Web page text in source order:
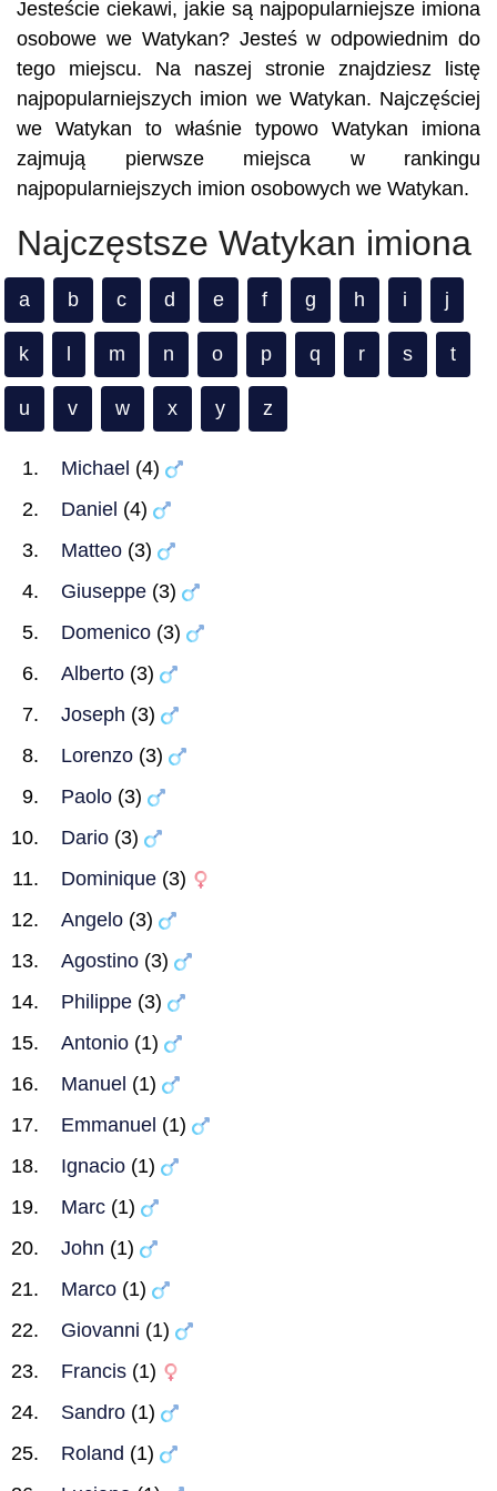
Jesteście ciekawi, jakie są najpopularniejsze imiona
osobowe we Watykan? Jesteś w odpowiednim do
tego miejscu. Na naszej stronie znajdziesz listę
najpopularniejszych imion we Watykan. Najczęściej
we Watykan to właśnie typowo Watykan imiona
zajmują pierwsze miejsca w rankingu
najpopularniejszych imion osobowych we Watykan.
Najczęstsze Watykan imiona
a b c d e f g h i j
k m n o p q r s t
u v w x y z
Michael (4)
Daniel (4)
Matteo (3)
Giuseppe (3)
Domenico (3)
Alberto (3)
Joseph (3)
Lorenzo (3)
Paolo (3)
Dario (3)
Dominique (3)
Angelo (3)
Agostino (3)
Philippe (3)
Antonio (1)
Manuel (1)
Emmanuel (1)
Ignacio (1)
Marc (1)
John (1)
Marco (1)
Giovanni (1)
Francis (1)
Sandro (1)
Roland (1)